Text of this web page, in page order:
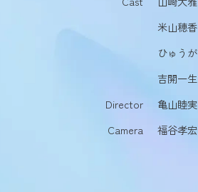
米山穂香
ひゅうが
吉開一生
Director
亀山睦実
Camera
福谷孝宏